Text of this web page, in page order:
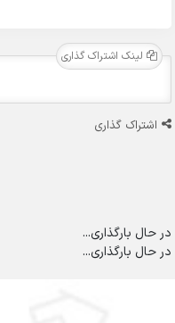
لینک اشتراک گذاری
اشتراک گذاری
در حال بارگذاری...
در حال بارگذاری...